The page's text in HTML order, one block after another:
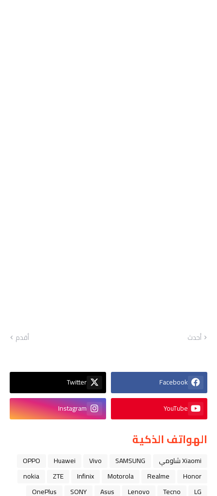
أحدث أقدم
Facebook
Twitter
YouTube
Instagram
الهواتف الذكية
Xiaomi شاومي SAMSUNG
Vivo
Huawei
OPPO
Honor
Realme
Motorola
Infinix
ZTE
nokia
LG
Tecno
Lenovo
Asus
SONY
OnePlus